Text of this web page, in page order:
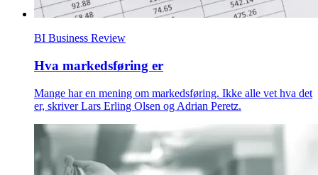
BI Business Review
Hva markedsføring er
Mange har en mening om markedsføring. Ikke alle vet hva det
er, skriver Lars Erling Olsen og Adrian Peretz.